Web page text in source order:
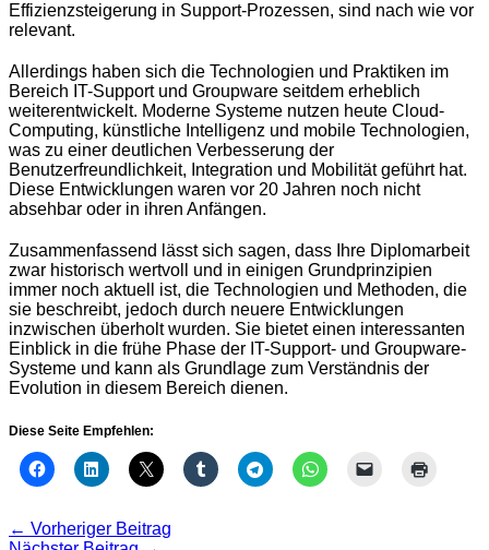
Effizienzsteigerung in Support-Prozessen, sind nach wie vor
relevant.
Allerdings haben sich die Technologien und Praktiken im
Bereich IT-Support und Groupware seitdem erheblich
weiterentwickelt. Moderne Systeme nutzen heute Cloud-
Computing, künstliche Intelligenz und mobile Technologien,
was zu einer deutlichen Verbesserung der
Benutzerfreundlichkeit, Integration und Mobilität geführt hat.
Diese Entwicklungen waren vor 20 Jahren noch nicht
absehbar oder in ihren Anfängen.
Zusammenfassend lässt sich sagen, dass Ihre Diplomarbeit
zwar historisch wertvoll und in einigen Grundprinzipien
immer noch aktuell ist, die Technologien und Methoden, die
sie beschreibt, jedoch durch neuere Entwicklungen
inzwischen überholt wurden. Sie bietet einen interessanten
Einblick in die frühe Phase der IT-Support- und Groupware-
Systeme und kann als Grundlage zum Verständnis der
Evolution in diesem Bereich dienen.
Diese Seite Empfehlen:
← Vorheriger Beitrag